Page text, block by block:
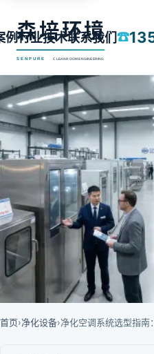
例行业技术联系我们☎
首页›净化设备›净化空调系统选型指